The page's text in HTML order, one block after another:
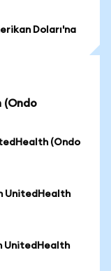
Doları'na
(Ondo
(Ondo
UnitedHealth
UnitedHealth